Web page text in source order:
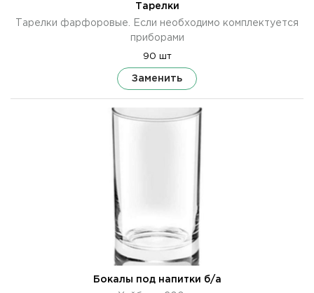
Тарелки
Тарелки фарфоровые. Если необходимо комплектуется
приборами
90 шт
Заменить
Бокалы под напитки б/а